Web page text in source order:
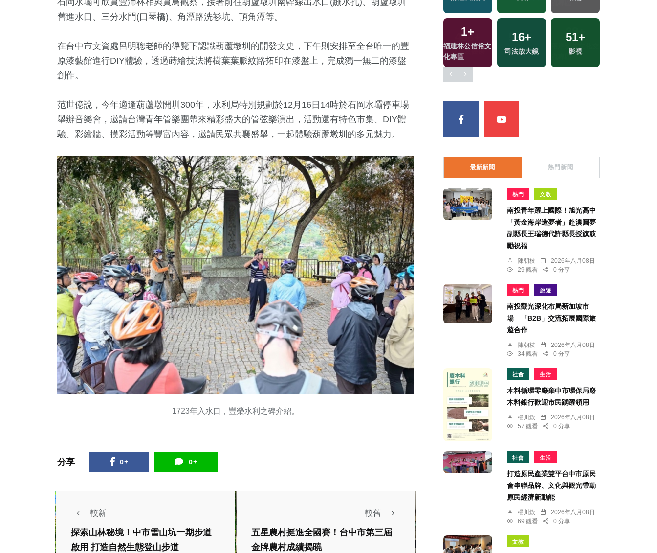
石岡水壩可欣賞豐沛林相與賞鳥觀察，接著前往葫蘆墩圳南幹線出水口(蹦水孔)、葫蘆墩圳
舊進水口、三分水門(口琴橋)、角潭路洗衫坑、頂角潭等。
在台中市文資處呂明聰老師的導覽下認識葫蘆墩圳的開發文史，下午則安排至全台唯一的豐
原漆藝館進行DIY體驗，透過蒔繪技法將樹葉葉脈紋路拓印在漆盤上，完成獨一無二的漆盤
創作。
范世億說，今年適逢葫蘆墩開圳300年，水利局特別規劃於12月16日14時於石岡水壩停車場
舉辦音樂會，邀請台灣青年管樂團帶來精彩盛大的管弦樂演出，活動還有特色市集、DIY體
驗、彩繪牆、摸彩活動等豐富內容，邀請民眾共襄盛舉，一起體驗葫蘆墩圳的多元魅力。
1723年入水口，豐榮水利之碑介紹。
分享 0+ 0+
較新
探索山林秘境！中市雪山坑一期步道
啟用 打造自然生態登山步道
較舊
五星農村挺進全國賽！台中市第三屆
金牌農村成績揭曉
2024總統大選 2024立委選戰
流專區
健康及醫療 綜合
兩岸道教文化交
流專區
1+
福建林公信俗文
化專區
16+
司法放大鏡
51+
影視
最新新聞 熱門新聞
熱門 文教
南投青年躍上國際！旭光高中
「黃金海岸造夢者」赴澳圓夢
副縣長王瑞德代許縣長授旗鼓
勵祝福
陳朝枝
2026年八月08日
29 觀看
0 分享
熱門 旅遊
南投觀光深化布局新加坡市
場 「B2B」交流拓展國際旅
遊合作
陳朝枝
2026年八月08日
34 觀看
0 分享
社會 生活
木料循環零廢棄中市環保局廢
木料銀行歡迎市民踴躍領用
楊川欽
2026年八月08日
57 觀看
0 分享
社會 生活
打造原民產業雙平台中市原民
會串聯品牌、文化與觀光帶動
原民經濟新動能
楊川欽
2026年八月08日
69 觀看
0 分享
文教